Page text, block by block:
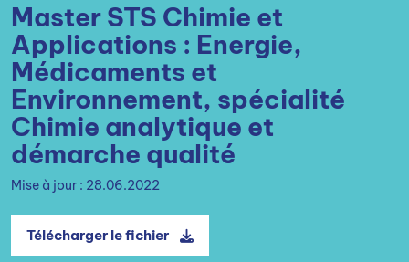
Master STS Chimie et
Applications : Energie,
Médicaments et
Environnement, spécialité
Chimie analytique et
démarche qualité
Mise à jour : 28.06.2022
Télécharger le fichier